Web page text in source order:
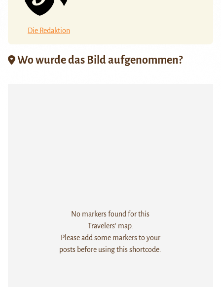
Die Redaktion
Wo wurde das Bild aufgenommen?
No markers found for this
Travelers' map.
Please add some markers to your
posts before using this shortcode.